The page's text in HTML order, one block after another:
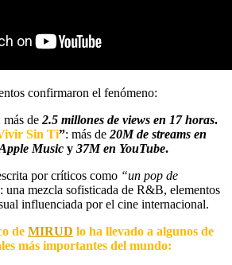
confirmaron el fenómeno:
más de 2.5 millones de views en 17 horas.
Sin Ti”: más de 20M de streams en
Music y 37M en YouTube.
por críticos como “un pop de
: una mezcla sofisticada de R&B, elementos
influenciada por el cine internacional.
de MIRUD lo ha llevado a algunos de
más importantes del mundo: